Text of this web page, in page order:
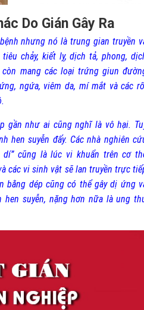
Do Gián Gây Ra
nhưng nó là trung gian truyền
chảy, kiết lỵ, dịch tả, phong,
mang các loại trứng giun
ngứa, viêm da, mí mắt và các
gần như ai cũng nghĩ là vô hại.
hen suyễn đấy. Các nhà nghiên
cũng là lúc vi khuẩn trên cơ
các vi sinh vật sẽ lan truyền trực
bằng dép cũng có thể gây dị ứng
hen suyễn, nặng hơn nữa là ung